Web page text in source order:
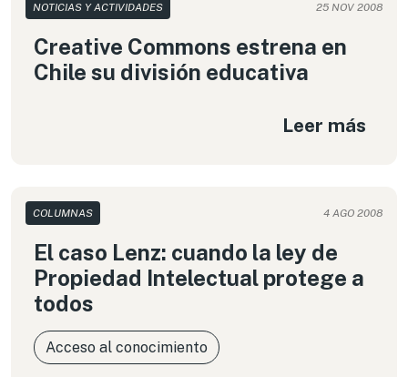
NOTICIAS Y ACTIVIDADES 25 NOV 2008
Creative Commons estrena en
Chile su división educativa
Leer más
COLUMNAS 4 AGO 2008
El caso Lenz: cuando la ley de
Propiedad Intelectual protege a
todos
Acceso al conocimiento